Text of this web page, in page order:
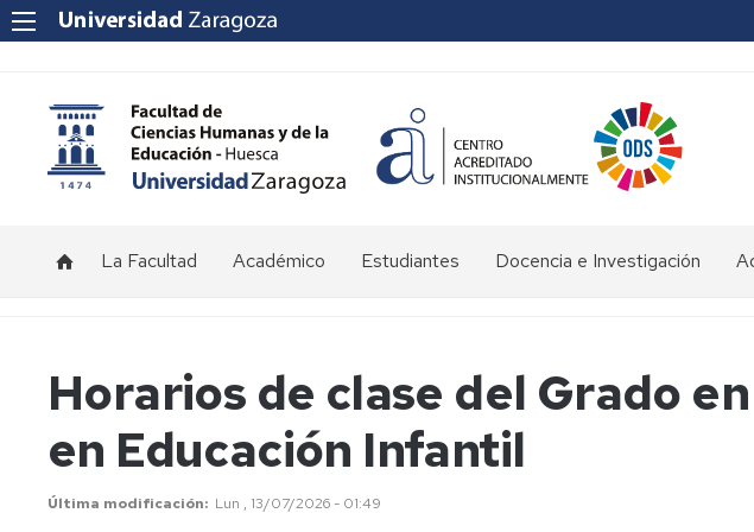
La Facultad
Historia
Historia
Antiguos
y
Organización
Equipo
Planificación
Académico
en
Educación
Infantil
en
y
Horarios
Exámenes
Tribunales
Estudiantes
de
nuevo
ingreso
de
Docencia e Investigación
profesorado
Docencia
Universitaria
Plan
de
e
Horarios de clase del Grado
en Educación Infantil
Última modificación Lun , 13/07/2026 - 01:49